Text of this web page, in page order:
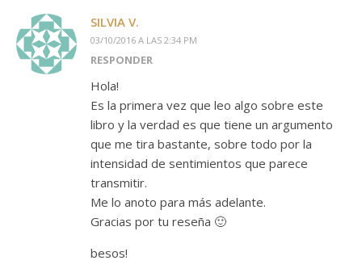
SILVIA V.
03/10/2016 A LAS 2:34 PM
RESPONDER
Hola!
Es la primera vez que leo algo sobre este
libro y la verdad es que tiene un argumento
que me tira bastante, sobre todo por la
intensidad de sentimientos que parece
transmitir.
Me lo anoto para más adelante.
Gracias por tu reseña 🙂
besos!